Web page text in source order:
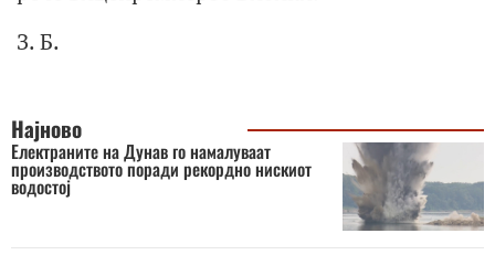
З. Б.
Најново
Електраните на Дунав го намалуваат
производството поради рекордно нискиот
водостој